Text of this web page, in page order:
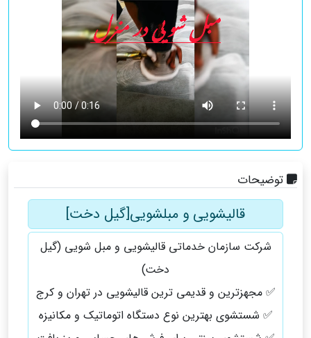
توضیحات
قالیشویی و مبلشویی[گیل دخت]
شرکت سازمان خدماتی قالیشویی و مبل شویی (گیل
دخت)
✅ مجهزترین و قدیمی ترین قالیشویی در تهران و کرج
✅ شستشوی بهترین نوع دستگاه اتوماتیک و مکانیزه